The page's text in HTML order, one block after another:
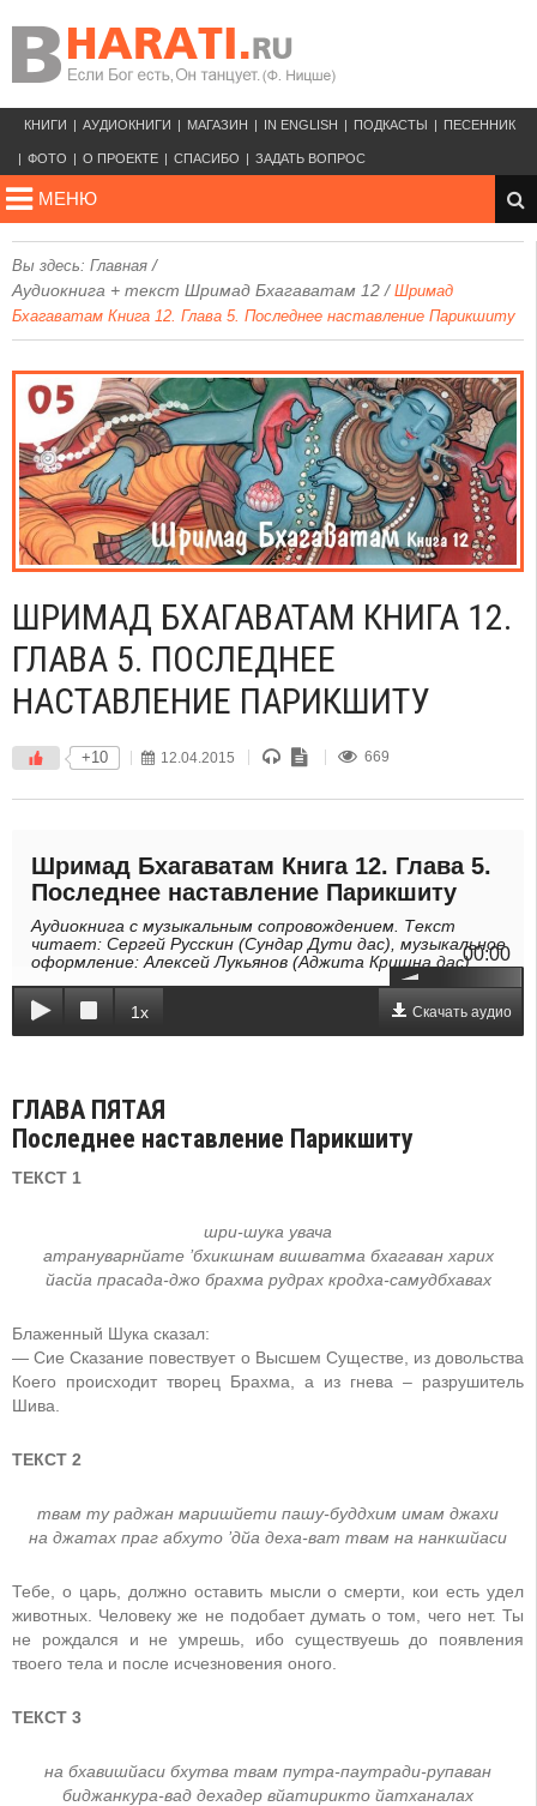
КНИГИ АУДИОКНИГИ МАГАЗИН IN ENGLISH ПОДКАСТЫ ПЕСЕННИК
ФОТО О ПРОЕКТЕ СПАСИБО ЗАДАТЬ ВОПРОС
МЕНЮ
Вы здесь: Главная /
Аудиокнига + текст Шримад Бхагаватам 12 / Шримад
Бхагаватам Книга 12. Глава 5. Последнее наставление Парикшиту
ШРИМАД БХАГАВАТАМ КНИГА 12.
ГЛАВА 5. ПОСЛЕДНЕЕ
НАСТАВЛЕНИЕ ПАРИКШИТУ
+10 12.04.2015 669
Шримад Бхагаватам Книга 12. Глава 5.
Последнее наставление Парикшиту
Аудиокнига с музыкальным сопровождением. Текст
читает: Сергей Русскин (Сундар Дути дас), музыкальное
оформление: Алексей Лукьянов (Аджита Кришна дас).00:00
1x Скачать аудио
ГЛАВА ПЯТАЯ
Последнее наставление Парикшиту
ТЕКСТ 1
шри-шука увача
атрануварнйатe ’бхикшнам вишватма бхагаван харих
йасйа прасада-джо брахма рудрах кродха-самудбхавах
Блаженный Шука сказал:
— Сие Сказание повествует о Высшем Существе, из довольства
Коего происходит творец Брахма, а из гнева – разрушитель
Шива.
ТЕКСТ 2
твам ту раджан маришйeти пашу-буддхим имам джахи
на джатах праг абхуто ’дйа дeха-ват твам на нанкшйаси
Тебе, о царь, должно оставить мысли о смерти, кои есть удел
животных. Человеку же не подобает думать о том, чего нет. Ты
не рождался и не умрешь, ибо существуешь до появления
твоего тела и после исчезновения оного.
ТЕКСТ 3
на бхавишйаси бхутва твам путра-паутради-рупаван
биджанкура-вад дeхадeр вйатирикто йатханалах